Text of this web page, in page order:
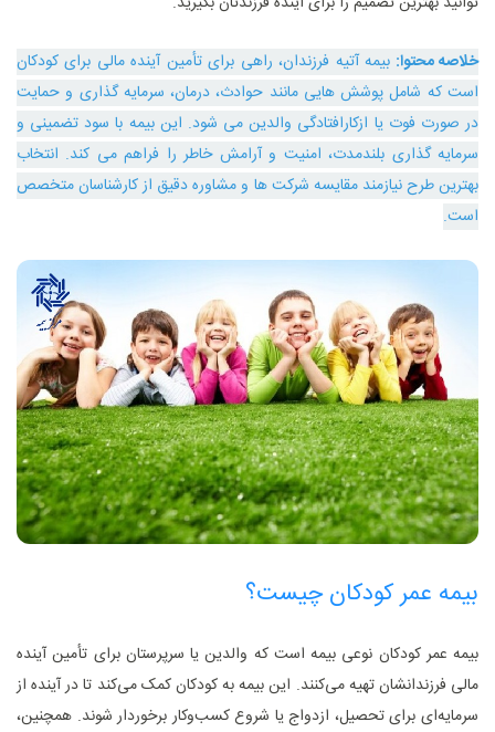
خلاصه محتوا: بیمه آتیه فرزندان، راهی برای تأمین آینده مالی برای کودکان
است که شامل پوشش ‌هایی مانند حوادث، درمان، سرمایه‌ گذاری و حمایت
در صورت فوت یا ازکارافتادگی والدین می‌ شود. این بیمه با سود تضمینی و
سرمایه ‌گذاری بلندمدت، امنیت و آرامش خاطر را فراهم می‌ کند. انتخاب
بهترین طرح نیازمند مقایسه شرکت ‌ها و مشاوره دقیق از کارشناسان متخصص
است.
بیمه عمر کودکان چیست؟
بیمه عمر کودکان نوعی بیمه است که والدین یا سرپرستان برای تأمین آینده
مالی فرزندانشان تهیه می‌کنند. این بیمه به کودکان کمک می‌کند تا در آینده از
سرمایه‌ای برای تحصیل، ازدواج یا شروع کسب‌وکار برخوردار شوند. همچنین،